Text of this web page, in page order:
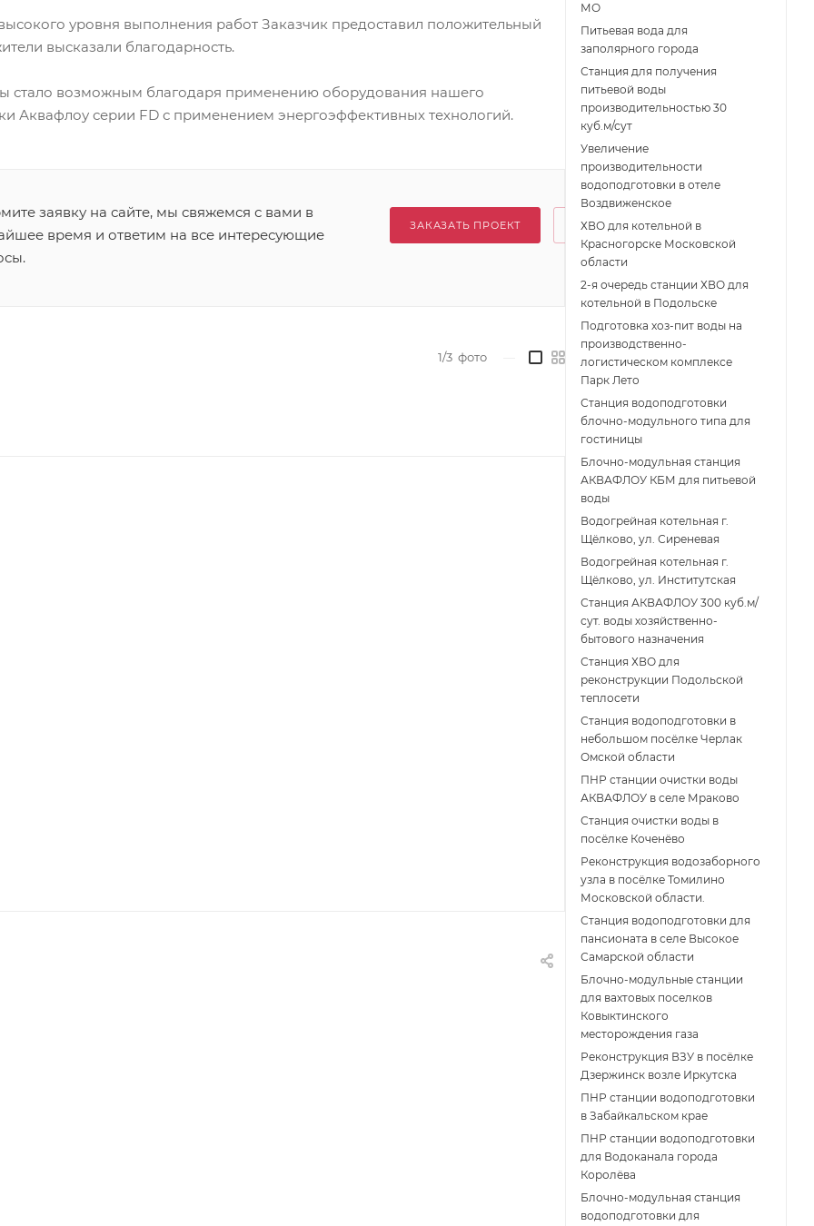
уровня выполнения работ Заказчик предоставил положительный
высказали благодарность.
стало возможным благодаря применению оборудования нашего
Аквафлоу серии FD с применением энергоэффективных технологий.
заявку на сайте, мы свяжемся с вами в
время и ответим на все интересующие
ЗАКАЗАТЬ ПРОЕКТ
1/3 фото
МО
Питьевая вода для
заполярного города
Станция для получения
питьевой воды
производительностью 30
куб.м/сут
Увеличение
производительности
водоподготовки в отеле
Воздвиженское
ХВО для котельной в
Красногорске Московской
области
2-я очередь станции ХВО для
котельной в Подольске
Подготовка хоз-пит воды на
производственно-
логистическом комплексе
Парк Лето
Станция водоподготовки
блочно-модульного типа для
гостиницы
Блочно-модульная станция
АКВАФЛОУ КБМ для питьевой
воды
Водогрейная котельная г.
Щёлково, ул. Сиреневая
Водогрейная котельная г.
Щёлково, ул. Институтская
Станция АКВАФЛОУ 300 куб.м/
сут. воды хозяйственно-
бытового назначения
Станция ХВО для
реконструкции Подольской
теплосети
Станция водоподготовки в
небольшом посёлке Черлак
Омской области
ПНР станции очистки воды
АКВАФЛОУ в селе Мраково
Станция очистки воды в
посёлке Коченёво
Реконструкция водозаборного
узла в посёлке Томилино
Московской области.
Станция водоподготовки для
пансионата в селе Высокое
Самарской области
Блочно-модульные станции
для вахтовых поселков
Ковыктинского
месторождения газа
Реконструкция ВЗУ в посёлке
Дзержинск возле Иркутска
ПНР станции водоподготовки
в Забайкальском крае
ПНР станции водоподготовки
для Водоканала города
Королёва
Блочно-модульная станция
водоподготовки для